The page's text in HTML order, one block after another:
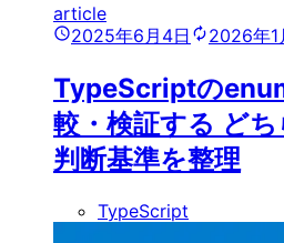
article
2025年6月4日
2026年1
TypeScriptの
較・検証する ど
判断基準を整理
TypeScript